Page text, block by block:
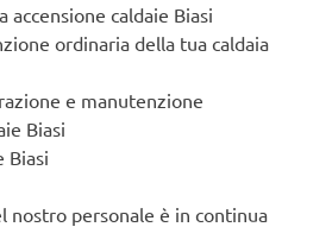
caldaie Biasi
ordinaria della tua caldaia
e manutenzione
Biasi
Biasi
nostro personale è in continua